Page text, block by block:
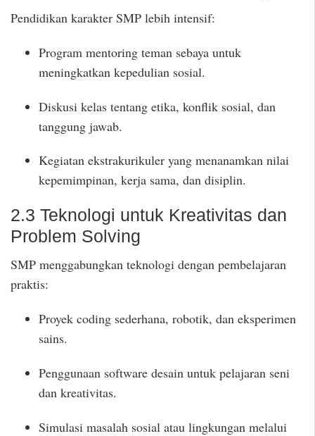
Pendidikan karakter SMP lebih intensif:
Program mentoring teman sebaya untuk
meningkatkan kepedulian sosial.
Diskusi kelas tentang etika, konflik sosial, dan
tanggung jawab.
Kegiatan ekstrakurikuler yang menanamkan nilai
kepemimpinan, kerja sama, dan disiplin.
2.3 Teknologi untuk Kreativitas dan
Problem Solving
SMP menggabungkan teknologi dengan pembelajaran
praktis:
Proyek coding sederhana, robotik, dan eksperimen
sains.
Penggunaan software desain untuk pelajaran seni
dan kreativitas.
Simulasi masalah sosial atau lingkungan melalui